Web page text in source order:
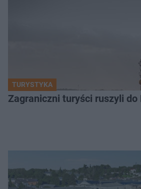
TURYSTYKA
Zagraniczni turyści ruszyli